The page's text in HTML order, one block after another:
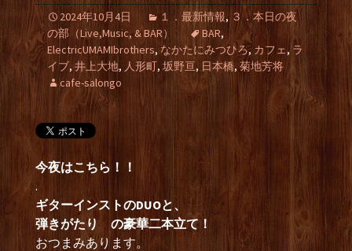
2024年10月4日 １．最新情報, ３．本日の夜
の部（Live,Music, & BAR）
BAR,
ElectricUMAMIbrothers, なかたにみつひろ,カフェ,ラ
イブ,井上大地, 人形町, 坂野亘,日本橋, 菊地芳将
cafe-salongo
今夜はこちら！！
.
ギターインストのDUOと、
弾きがたり の豪華二本立て！
おつまみあります。